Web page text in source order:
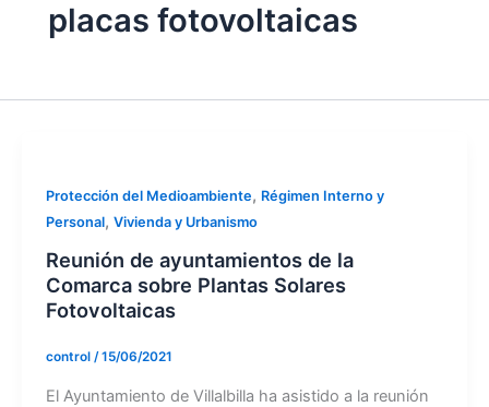
placas fotovoltaicas
Protección del Medioambiente, Régimen Interno y
Personal, Vivienda y Urbanismo
Reunión de ayuntamientos de la
Comarca sobre Plantas Solares
Fotovoltaicas
control /15/06/2021
El Ayuntamiento de Villalbilla ha asistido a la reunión